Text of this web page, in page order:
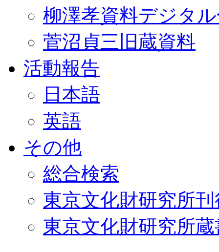
柳澤孝資料デジタ
菅沼貞三旧蔵資料
活動報告
日本語
英語
その他
総合検索
東京文化財研究所
東京文化財研究所